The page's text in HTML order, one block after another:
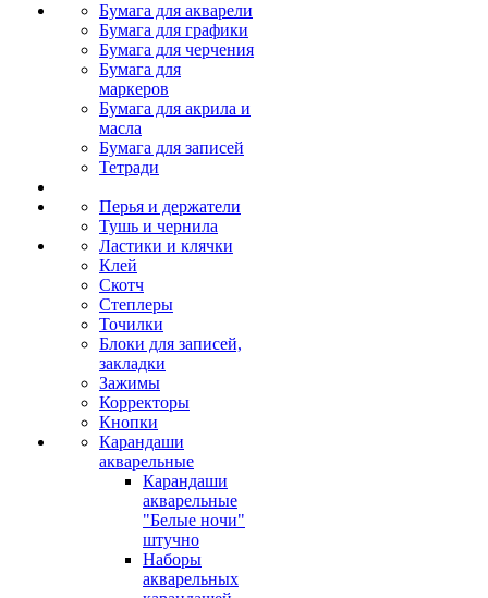
Бумага для акварели
Бумага для графики
Бумага для черчения
Бумага для
маркеров
Бумага для акрила и
масла
Бумага для записей
Тетради
Перья и держатели
Тушь и чернила
Ластики и клячки
Клей
Скотч
Степлеры
Точилки
Блоки для записей,
закладки
Зажимы
Корректоры
Кнопки
Карандаши
акварельные
Карандаши
акварельные
"Белые ночи"
штучно
Наборы
акварельных